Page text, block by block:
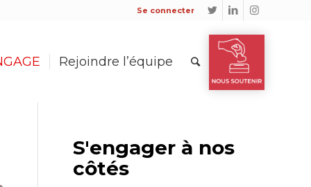
Se connecter
Rejoindre l’équipe
S'engager à nos
côtés